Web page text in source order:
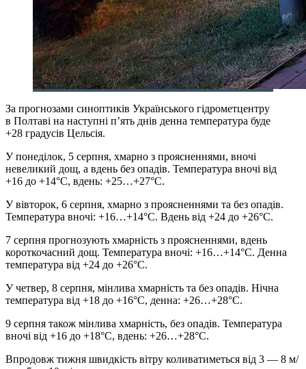
За прогнозами синоптиків Українського гідрометцентру
в Полтаві на наступні п’ять днів денна температура буде
+28 градусів Цельсія.
У понеділок, 5 серпня, хмарно з проясненнями, вночі
невеликий дощ, а вдень без опадів. Температура вночі від
+16 до +14°C, вдень: +25…+27°C.
У вівторок, 6 серпня, хмарно з проясненнями та без опадів.
Температура вночі: +16…+14°C. Вдень від +24 до +26°C.
7 серпня прогнозують хмарність з проясненнями, вдень
короткочасний дощ. Температура вночі: +16…+14°C. Денна
температура від +24 до +26°C.
У четвер, 8 серпня, мінлива хмарність та без опадів. Нічна
температура від +18 до +16°C, денна: +26…+28°C.
9 серпня також мінлива хмарність, без опадів. Температура
вночі від +16 до +18°C, вдень: +26…+28°C.
Впродовж тижня швидкість вітру коливатиметься від 3 — 8 м/